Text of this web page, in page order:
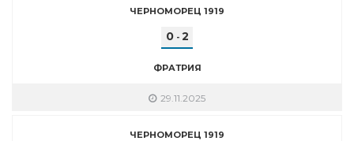
ЧЕРНОМОРЕЦ 1919
0- 2
ФРАТРИЯ
29.11.2025
ЧЕРНОМОРЕЦ 1919